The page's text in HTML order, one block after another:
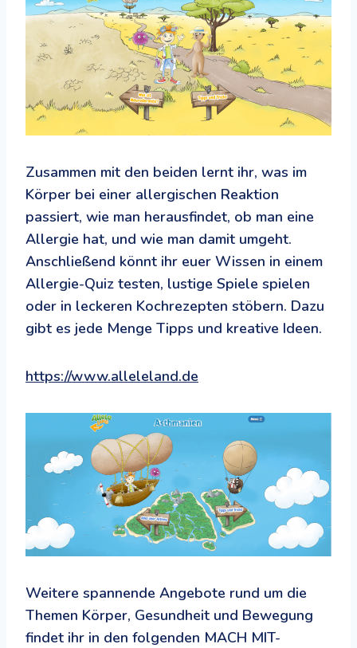
Zusammen mit den beiden lernt ihr, was im
Körper bei einer allergischen Reaktion
passiert, wie man herausfindet, ob man eine
Allergie hat, und wie man damit umgeht.
Anschließend könnt ihr euer Wissen in einem
Allergie-Quiz testen, lustige Spiele spielen
oder in leckeren Kochrezepten stöbern. Dazu
gibt es jede Menge Tipps und kreative Ideen.
https://www.alleleland.de
Weitere spannende Angebote rund um die
Themen Körper, Gesundheit und Bewegung
findet ihr in den folgenden MACH MIT-